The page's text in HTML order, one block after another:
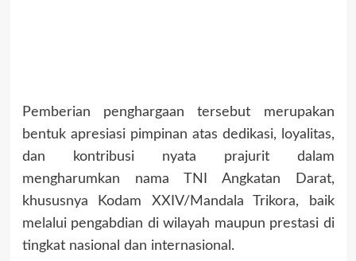
Pemberian penghargaan tersebut merupakan
bentuk apresiasi pimpinan atas dedikasi, loyalitas,
dan kontribusi nyata prajurit dalam
mengharumkan nama TNI Angkatan Darat,
khususnya Kodam XXIV/Mandala Trikora, baik
melalui pengabdian di wilayah maupun prestasi di
tingkat nasional dan internasional.